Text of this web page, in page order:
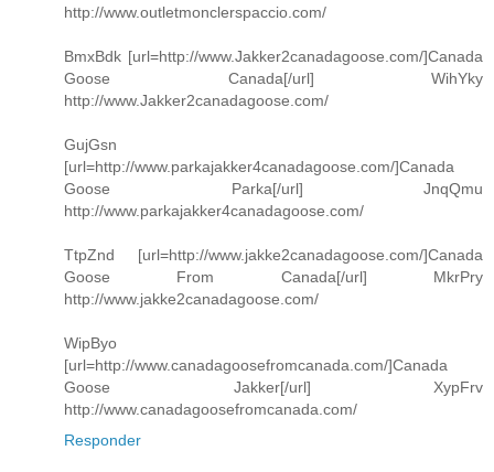
http://www.outletmonclerspaccio.com/
BmxBdk [url=http://www.Jakker2canadagoose.com/]Canada
Goose Canada[/url] WihYky
http://www.Jakker2canadagoose.com/
GujGsn
[url=http://www.parkajakker4canadagoose.com/]Canada
Goose Parka[/url] JnqQmu
http://www.parkajakker4canadagoose.com/
TtpZnd [url=http://www.jakke2canadagoose.com/]Canada
Goose From Canada[/url] MkrPry
http://www.jakke2canadagoose.com/
WipByo
[url=http://www.canadagoosefromcanada.com/]Canada
Goose Jakker[/url] XypFrv
http://www.canadagoosefromcanada.com/
Responder